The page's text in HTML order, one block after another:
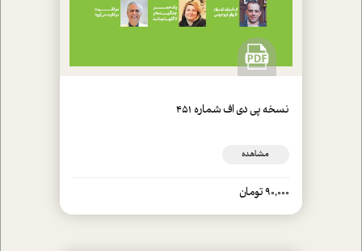
نسخه پي دي اف شماره 451
مشاهده
90,000 تومان